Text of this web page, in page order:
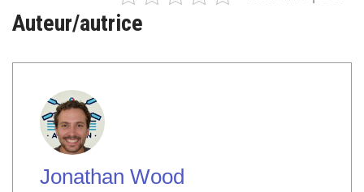
Auteur/autrice
Jonathan Wood